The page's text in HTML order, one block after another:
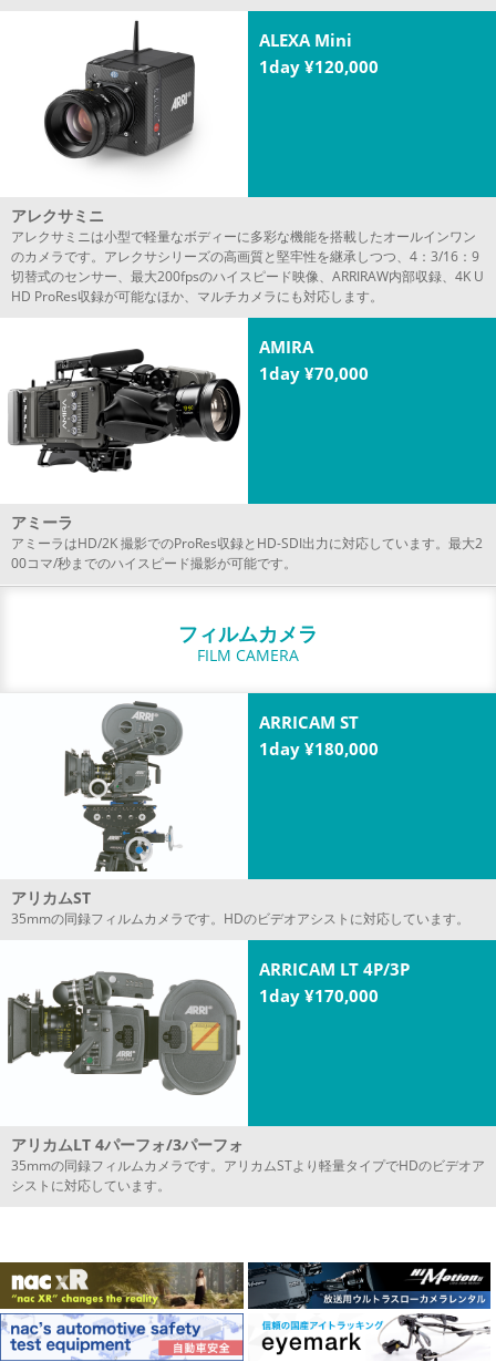
ALEXA Mini
1day ¥120,000
アレクサミニ
アレクサミニは小型で軽量なボディーに多彩な機能を搭載したオールインワン
のカメラです。アレクサシリーズの高画質と堅牢性を継承しつつ、4：3/16：9
切替式のセンサー、最大200fpsのハイスピード映像、ARRIRAW内部収録、4K U
HD ProRes収録が可能なほか、マルチカメラにも対応します。
AMIRA
1day ¥70,000
アミーラ
アミーラはHD/2K 撮影でのProRes収録とHD-SDI出力に対応しています。最大2
00コマ/秒までのハイスピード撮影が可能です。
フィルムカメラ
FILM CAMERA
ARRICAM ST
1day ¥180,000
アリカムST
35mmの同録フィルムカメラです。HDのビデオアシストに対応しています。
ARRICAM LT 4P/3P
1day ¥170,000
アリカムLT 4パーフォ/3パーフォ
35mmの同録フィルムカメラです。アリカムSTより軽量タイプでHDのビデオア
シストに対応しています。